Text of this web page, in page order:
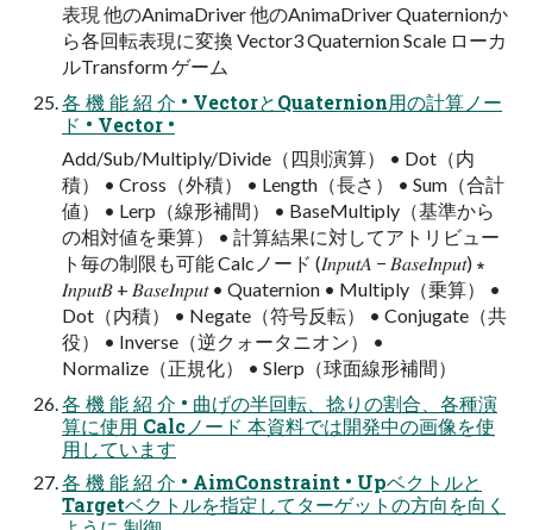
表現 他のAnimaDriver 他のAnimaDriver Quaternionか
ら各回転表現に変換 Vector3 Quaternion Scale ローカ
ルTransform ゲーム
各 機 能 紹 介 • VectorとQuaternion用の計算ノー
ド • Vector •
Add/Sub/Multiply/Divide（四則演算） • Dot（内
積） • Cross（外積） • Length（長さ） • Sum（合計
値） • Lerp（線形補間） • BaseMultiply（基準から
の相対値を乗算） • 計算結果に対してアトリビュー
ト毎の制限も可能 Calcノード (𝐼𝑛𝑝𝑢𝑡𝐴 − 𝐵𝑎𝑠𝑒𝐼𝑛𝑝𝑢𝑡) ∗
𝐼𝑛𝑝𝑢𝑡𝐵 + 𝐵𝑎𝑠𝑒𝐼𝑛𝑝𝑢𝑡 • Quaternion • Multiply（乗算） •
Dot（内積） • Negate（符号反転） • Conjugate（共
役） • Inverse（逆クォータニオン） •
Normalize（正規化） • Slerp（球面線形補間）
各 機 能 紹 介 • 曲げの半回転、捻りの割合、各種演
算に使用 Calcノード 本資料では開発中の画像を使
用しています
各 機 能 紹 介 • AimConstraint • Upベクトルと
Targetベクトルを指定してターゲットの方向を向く